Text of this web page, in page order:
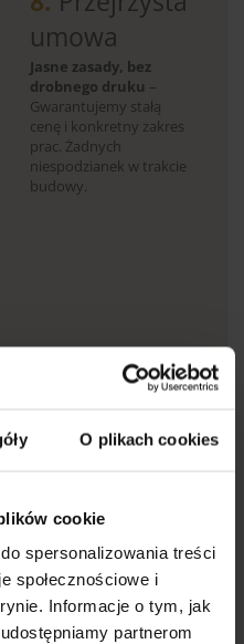
O plikach cookies
cookie
spersonalizowania treści
społecznościowe i
Informacje o tym, jak
partnerom
umowa
Jasne zasady, bez
drobnego druku –
Gwarantujemy stałą
cenę i konkretny zakres
prac. Żadnych
niespodzianek w trakcie
budowy.